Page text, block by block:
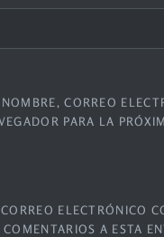
CORREO
PARA LA
ELECTRÓNICO
COMENTARIOS A ESTA